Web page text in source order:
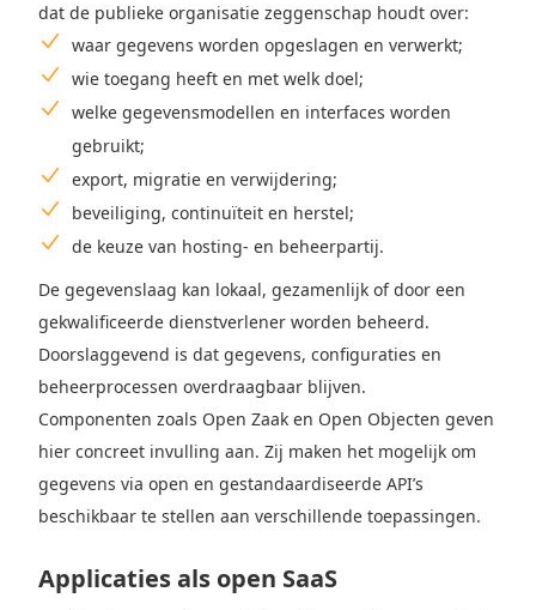
dat de publieke organisatie zeggenschap houdt over:
waar gegevens worden opgeslagen en verwerkt;
wie toegang heeft en met welk doel;
welke gegevensmodellen en interfaces worden
gebruikt;
export, migratie en verwijdering;
beveiliging, continuïteit en herstel;
de keuze van hosting- en beheerpartij.
De gegevenslaag kan lokaal, gezamenlijk of door een
gekwalificeerde dienstverlener worden beheerd.
Doorslaggevend is dat gegevens, configuraties en
beheerprocessen overdraagbaar blijven.
Componenten zoals Open Zaak en Open Objecten geven
hier concreet invulling aan. Zij maken het mogelijk om
gegevens via open en gestandaardiseerde API’s
beschikbaar te stellen aan verschillende toepassingen.
Applicaties als open SaaS